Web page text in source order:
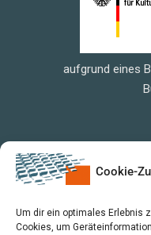
Cookie-
Um dir ein optimales Erlebnis
Cookies, um
aufgrund eines